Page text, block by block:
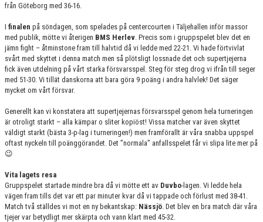
från Göteborg med 36-16.
I finalen på söndagen, som spelades på centercourten i Täljehallen inför massor
med publik, mötte vi återigen BMS Herlev. Precis som i gruppspelet blev det en
jämn fight – åtminstone fram till halvtid då vi ledde med 22-21. Vi hade förtvivlat
svårt med skyttet i denna match men så plötsligt lossnade det och supertjejerna
fick även utdelning på vårt starka försvarsspel. Steg för steg drog vi ifrån till seger
med 51-30. Vi tillät danskorna att bara göra 9 poäng i andra halvlek! Det säger
mycket om vårt försvar.
Generellt kan vi konstatera att supertjejernas försvarsspel genom hela turneringen
är otroligt starkt – alla kämpar o sliter kopiöst! Vissa matcher var även skyttet
väldigt starkt (bästa 3-p-lag i turneringen!) men framförallt är våra snabba uppspel
oftast nyckeln till poänggörandet. Det ”normala” anfallsspelet får vi slipa lite mer på
😉
Vita lagets resa
Gruppspelet startade mindre bra då vi mötte ett av Duvbo-lagen. Vi ledde hela
vägen fram tills det var ett par minuter kvar då vi tappade och förlust med 38-41.
Match två ställdes vi mot en ny bekantskap: Nässjö. Det blev en bra match där våra
tjejer var betydligt mer skärpta och vann klart med 45-32.